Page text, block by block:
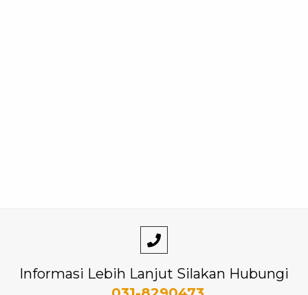
Informasi Lebih Lanjut Silakan Hubungi